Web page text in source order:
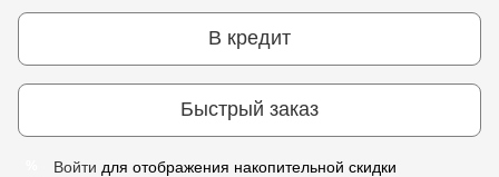
В кредит
Быстрый заказ
Войти для отображения накопительной скидки